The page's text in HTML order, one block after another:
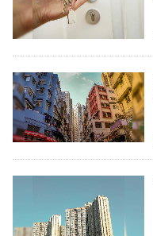
技
職
場
生
時
事